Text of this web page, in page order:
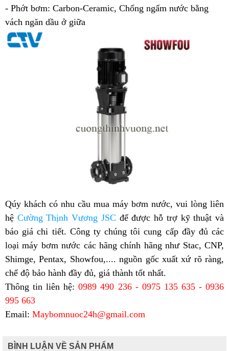
- Phớt bơm: Carbon-Ceramic, Chống ngấm nước bằng
vách ngăn dầu ở giữa
Qúy khách có nhu cầu mua máy bơm nước, vui lòng liên
hệ Cường Thịnh Vương JSC để được hỗ trợ kỹ thuật và
báo giá chi tiết. Công ty chúng tôi cung cấp đầy đủ các
loại máy bơm nước các hãng chính hãng như Stac, CNP,
Shimge, Pentax, Showfou,.... nguồn gốc xuất xứ rõ ràng,
chế độ bảo hành đầy đủ, giá thành tốt nhất.
Thông tin liên hệ:0989 490 236 - 0975 135 635 - 0936
995 663
Email: Maybomnuoc24h@gmail.com
BÌNH LUẬN VỀ SẢN PHẨM